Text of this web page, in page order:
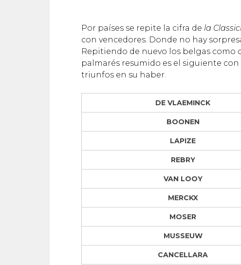
Por países se repite la cifra de la
con vencedores. Donde no hay
Repitiendo de nuevo los belgas como
palmarés resumido es el siguiente
triunfos en su haber.
DE VLAEMINCK
BOONEN
LAPIZE
REBRY
VAN LOOY
MERCKX
MOSER
MUSSEUW
CANCELLARA